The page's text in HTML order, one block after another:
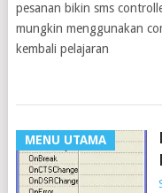
pesanan bikin sms
mungkin menggunakan
kembali pelajaran
MENU UTAMA